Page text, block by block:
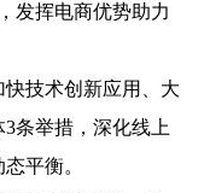
发挥电商优势助力
技术创新应用、大
条举措，深化线上
平衡。